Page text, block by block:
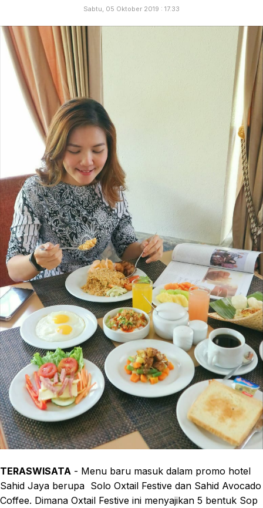
Sabtu, 05 Oktober 2019 : 17.33
TERASWISATA - Menu baru masuk dalam promo hotel
Sahid Jaya berupa Solo Oxtail Festive dan Sahid Avocado
Coffee. Dimana Oxtail Festive ini menyajikan 5 bentuk Sop